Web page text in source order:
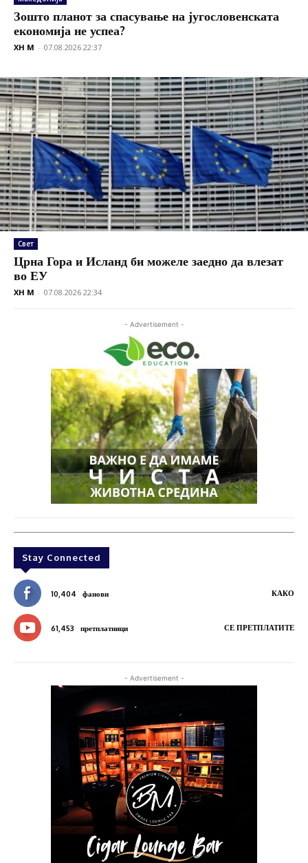
Зошто планот за спасување на југословенската
економија не успеа?
XH M - 07.08.2026 22:37
Свет
Црна Гора и Исланд би можеле заедно да влезат
во ЕУ
XH M - 07.08.2026 22:34
- Advertisement -
Stay Connected
10,404 фанови КАКО
61,453 претплатници СЕ ПРЕТПЛАТИТЕ
- Advertisement -